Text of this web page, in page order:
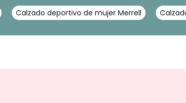
Calzado deportivo de mujer Merrell